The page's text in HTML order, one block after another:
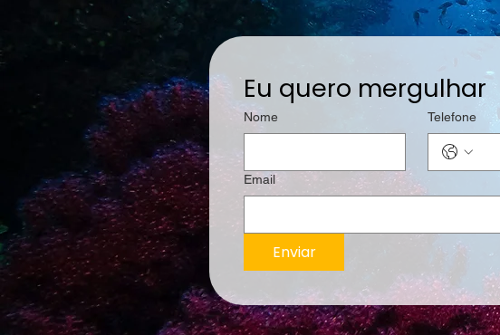
Eu quero mergulhar
Nome Telefone
Email
Enviar